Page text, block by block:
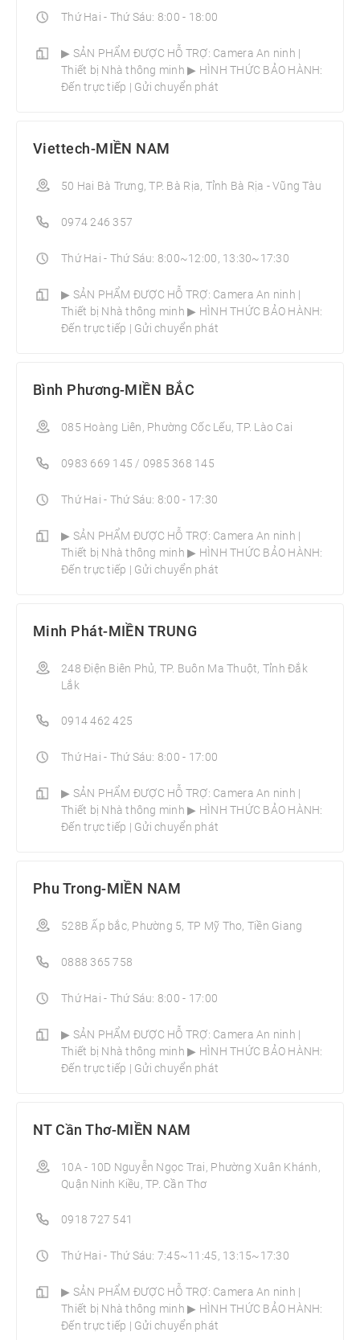
Thứ Hai - Thứ Sáu: 8:00 - 18:00
▶ SẢN PHẨM ĐƯỢC HỖ TRỢ: Camera An ninh |
Thiết bị Nhà thông minh­ ▶ HÌNH THỨC BẢO HÀNH:
Đến trực tiếp | Gửi chuyển phát
Viettech-MIỀN NAM
50 Hai Bà Trưng, TP. Bà Rịa, Tỉnh Bà Rịa - Vũng Tàu
0974 246 357
Thứ Hai - Thứ Sáu: 8:00~12:00, 13:30~17:30
▶ SẢN PHẨM ĐƯỢC HỖ TRỢ: Camera An ninh |
Thiết bị Nhà thông minh­ ▶ HÌNH THỨC BẢO HÀNH:
Đến trực tiếp | Gửi chuyển phát
Bình Phương-MIỀN BẮC
085 Hoàng Liên, Phường Cốc Lếu, TP. Lào Cai
0983 669 145 / 0985 368 145
Thứ Hai - Thứ Sáu: 8:00 - 17:30
▶ SẢN PHẨM ĐƯỢC HỖ TRỢ: Camera An ninh |
Thiết bị Nhà thông minh­ ▶ HÌNH THỨC BẢO HÀNH:
Đến trực tiếp | Gửi chuyển phát
Minh Phát-MIỀN TRUNG
248 Điện Biên Phủ, TP. Buôn Ma Thuột, Tỉnh Đắk
Lắk
0914 462 425
Thứ Hai - Thứ Sáu: 8:00 - 17:00
▶ SẢN PHẨM ĐƯỢC HỖ TRỢ: Camera An ninh |
Thiết bị Nhà thông minh­ ▶ HÌNH THỨC BẢO HÀNH:
Đến trực tiếp | Gửi chuyển phát
Phu Trong-MIỀN NAM
528B Ấp bắc, Phường 5, TP Mỹ Tho, Tiền Giang
0888 365 758
Thứ Hai - Thứ Sáu: 8:00 - 17:00
▶ SẢN PHẨM ĐƯỢC HỖ TRỢ: Camera An ninh |
Thiết bị Nhà thông minh­ ▶ HÌNH THỨC BẢO HÀNH:
Đến trực tiếp | Gửi chuyển phát
NT Cần Thơ-MIỀN NAM
10A - 10D Nguyễn Ngọc Trai, Phường Xuân Khánh,
Quận Ninh Kiều, TP. Cần Thơ
0918 727 541
Thứ Hai - Thứ Sáu: 7:45~11:45, 13:15~17:30
▶ SẢN PHẨM ĐƯỢC HỖ TRỢ: Camera An ninh |
Thiết bị Nhà thông minh­ ▶ HÌNH THỨC BẢO HÀNH:
Đến trực tiếp | Gửi chuyển phát